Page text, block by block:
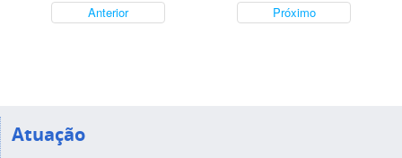
Anterior Próximo
Atuação